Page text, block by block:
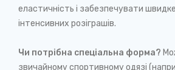
еластичність і забезпечувати
інтенсивних розіграшів.
Чи потрібна спеціальна форма?
звичайному спортивному одязі